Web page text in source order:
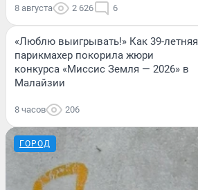
8 августа 2 626 6
«Люблю выигрывать!» Как 39-летняя
парикмахер покорила жюри
конкурса «Миссис Земля — 2026» в
Малайзии
8 часов 206
ГОРОД